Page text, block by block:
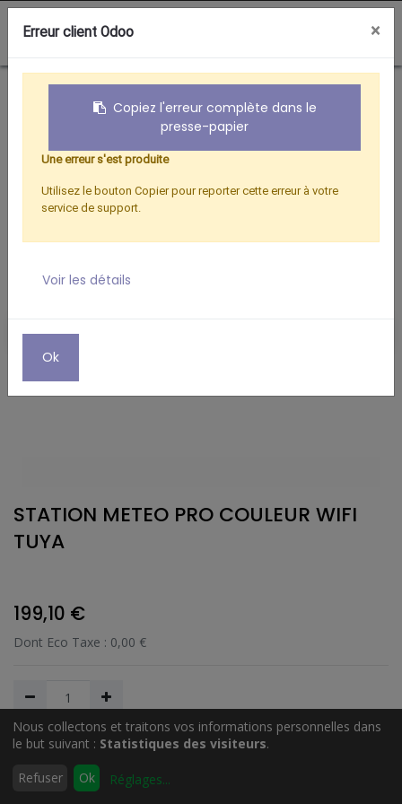
Rechercher
0
Boutique
STATIONS METEO
STATION METEO PRO COULEUR WIFI TUYA
STATION METEO PRO COULEUR WIFI
TUYA
199,10 €
Dont Eco Taxe : 0,00 €
Ajouter au Panier
Nous collectons et traitons vos informations personnelles dans
le but suivant : Statistiques des visiteurs.
Refuser Ok Réglages...
Erreur client Odoo ×
Copiez l'erreur complète dans le
presse-papier
Une erreur s'est produite
Utilisez le bouton Copier pour reporter cette erreur à votre
service de support.
Voir les détails
Ok